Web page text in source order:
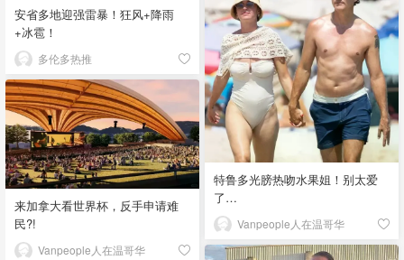
安省多地迎强雷暴！狂风+降雨
+冰雹！
多伦多热推
特鲁多光膀热吻水果姐！别太爱
了…
Vanpeople人在温哥华
来加拿大看世界杯，反手申请难
民?!
Vanpeople人在温哥华